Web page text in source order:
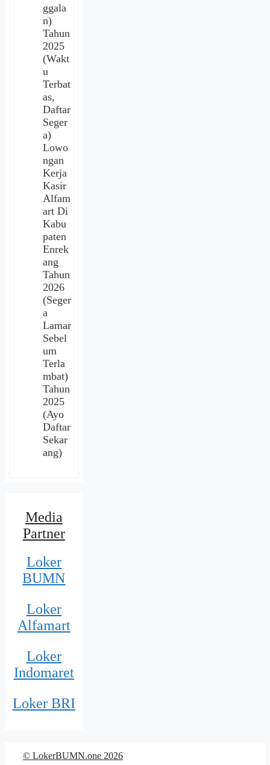
ggala
n)
Tahun
2025
(Wakt
u
Terbat
as,
Daftar
Seger
a)
Lowo
ngan
Kerja
Kasir
Alfam
art Di
Kabu
paten
Enrek
ang
Tahun
2026
(Seger
a
Lamar
Sebel
um
Terla
mbat)
Tahun
2025
(Ayo
Daftar
Sekar
ang)
Media
Partner
Loker
BUMN
Loker
Alfamart
Loker
Indomaret
Loker BRI
© LokerBUMN.one 2026